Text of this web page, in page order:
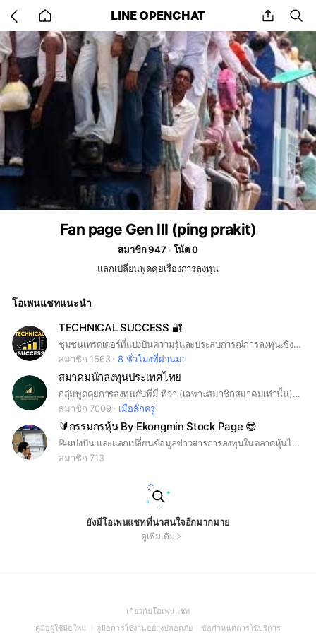
back
to
home
LINE OPENCHAT share
Fan page Gen III (ping prakit)
สมาชิก 947
โน้ต 0
แลกเปลี่ยนพูดคุยเรื่องการลงทุน
โอเพนแชทแนะนำ
TECHNICAL SUCCESS 🔐
ชุมชนเทรดเดอร์ที่แบ่งปันความรู้และประสบการณ์การลงทุนเชิงลึกทางเทคนิค📊
สมาชิก 1563
8 ชั่วโมงที่ผ่านมา
สมาคมนักลงทุนประเทศไทย
กลุ่มพูดคุยการลงทุนกับพี่มี่ ทิวา (เฉพาะสมาชิกสมาคมเท่านั้น) หากต้องการเข้าร่วม กรุณาสมัครสมาชิกได้ที่ ID Line : @investorsthai หลังสมัครแล้ว ต้องแจ้ง ชื่อ-นามสกุล และ เลขสมาชิก เพื่อขอเข้ากลุ่ม
สมาชิก 7009
เมื่อสักครู่
🔰กรรมกรหุ้น By Ekongmin Stock Page 😎
📝แบ่งปัน และแลกเปลี่ยนข้อมูลข่าวสารการลงทุนในตลาดหุ้นไทย และต่างประเทศ 😊
สมาชิก 713
ยังมีโอเพนแชทที่น่าสนใจอีกมากมาย
ดูเพิ่มเติม
เกี่ยวกับโอเพนแชท(Open
in
คู่มือผู้ใช้มือใหม่ (Open
คู่มือการใช้งานอย่างปลอดภัย(Open
ข้อกำหนดการใช้บริการ(Open